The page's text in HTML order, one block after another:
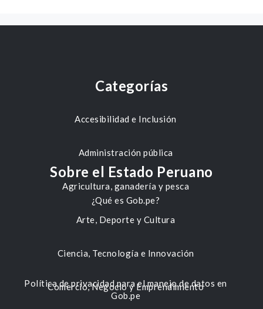
Categorías
Accesibilidad e Inclusión
Administración pública
Agricultura, ganadería y pesca
Arte, Deporte y Cultura
Ciencia, Tecnología e Innovación
Comercio, Negocio y Emprendimiento
Sobre el Estado Peruano
¿Qué es Gob.pe?
Política de privacidad para el manejo de datos en
Gob.pe